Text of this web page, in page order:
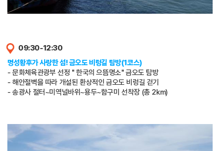
09:30-12:30
명성황후가 사랑한 섬! 금오도 비렁길 탐방(1코스)
- 문화체육관광부 선정 " 한국의 으뜸명소" 금오도 탐방
- 해안절벽을 따라 개설된 환상적인 금오도 비렁길 걷기
- 송광사 절터~미역널바위~용두~함구미 선착장 (총 2km)